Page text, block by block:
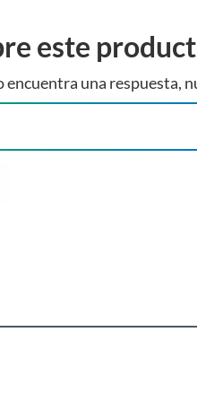
segura y
control remoto
este
encuentra una respuesta,